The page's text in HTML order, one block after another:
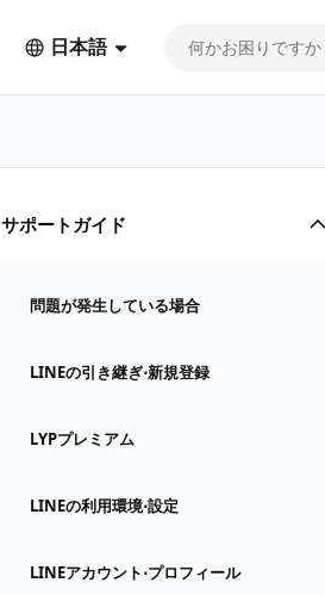
日本語
サポートガイド
問題が発生している場合
LINEの引き継ぎ⋅新規登録
LYPプレミアム
LINEの利用環境⋅設定
LINEアカウント⋅プロフィール